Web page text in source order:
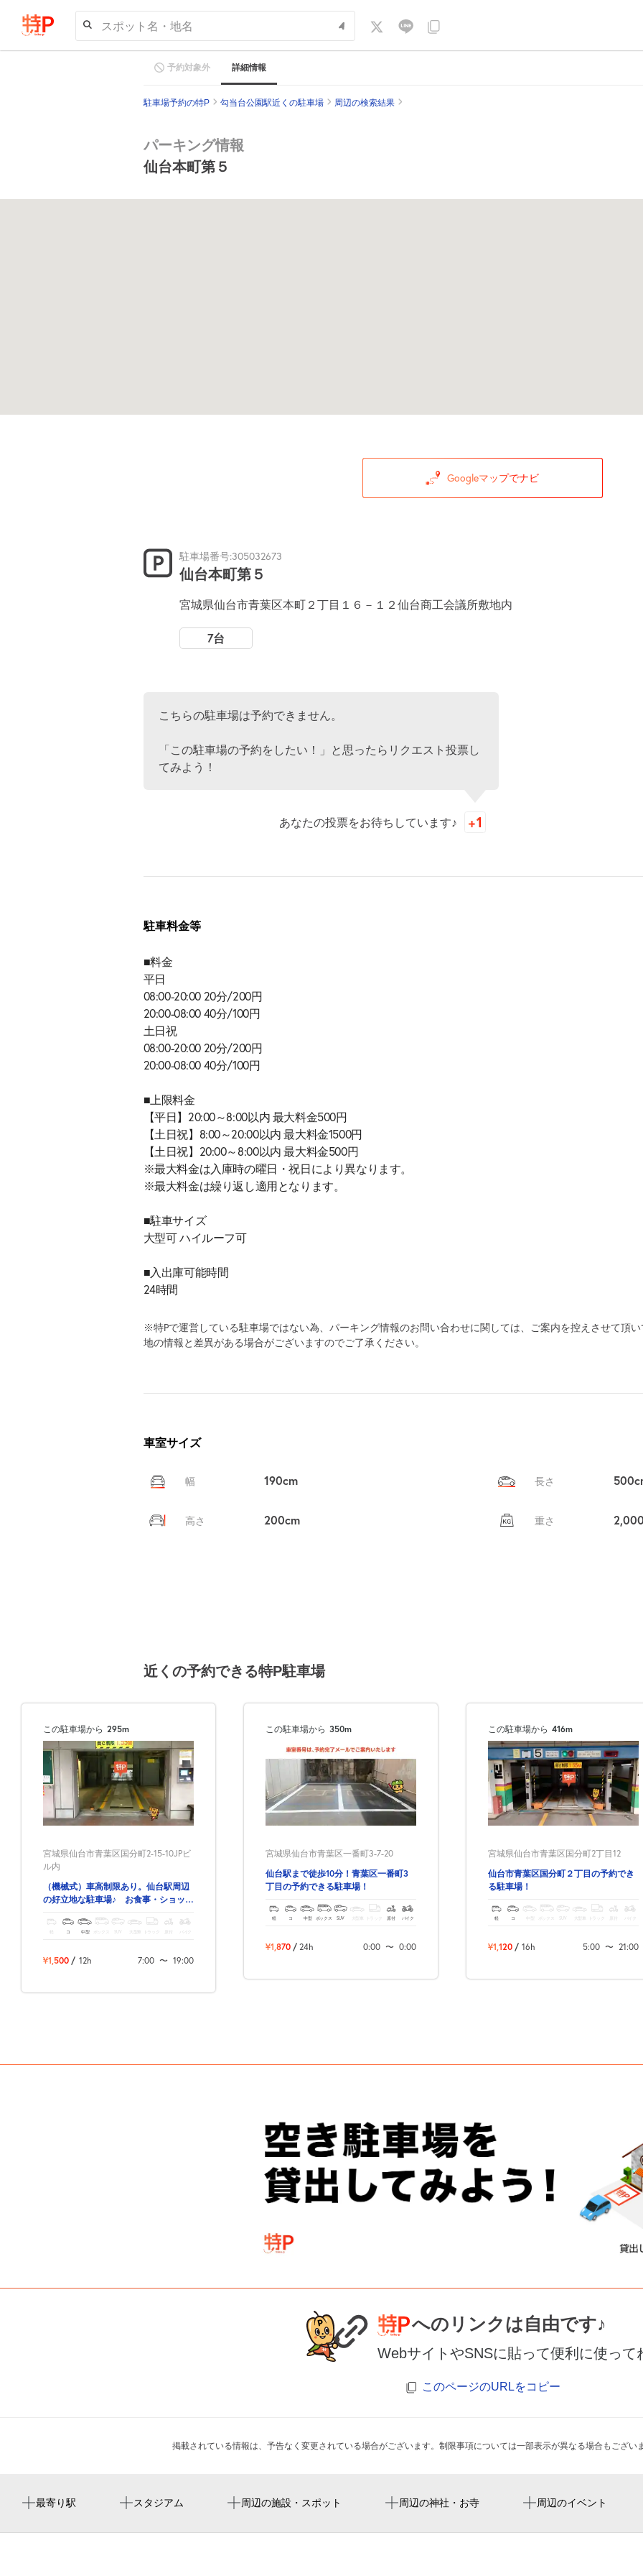
スポット名・地名
予約対象外 詳細情報
駐車場予約の特P 勾当台公園駅近くの駐車場 周辺の検索結果
パーキング情報
仙台本町第５
Googleマップでナビ
駐車場番号:305032673
仙台本町第５
宮城県仙台市青葉区本町２丁目１６－１２仙台商工会議所敷地内
7台
こちらの駐車場は予約できません。
「この駐車場の予約をしたい！」と思ったらリクエスト投票し
てみよう！
あなたの投票をお待ちしています♪
駐車料金等
■料金
平日
08:00-20:00 20分/200円
20:00-08:00 40分/100円
土日祝
08:00-20:00 20分/200円
20:00-08:00 40分/100円
■上限料金
【平日】20:00～8:00以内 最大料金500円
【土日祝】8:00～20:00以内 最大料金1500円
【土日祝】20:00～8:00以内 最大料金500円
※最大料金は入庫時の曜日・祝日により異なります。
※最大料金は繰り返し適用となります。
■駐車サイズ
大型可 ハイルーフ可
■入出庫可能時間
24時間
※特Pで運営している駐車場ではない為、パーキング情報のお問い合わせに関しては、ご案内を控えさせて頂
地の情報と差異がある場合がございますのでご了承ください。
車室サイズ
幅 190cm 長さ
高さ 200cm 重さ
近くの予約できる特P駐車場
この駐車場から 295m
宮城県仙台市青葉区国分町2-15-10JPビ
ル内
（機械式）車高制限あり。仙台駅周辺
の好立地な駐車場♪ お食事・ショッピ
軽 コ 中型 ボックス SUV 大型車 トラック バイク
¥1,500 / 12h 7:00 〜 19:00
この駐車場から 350m
宮城県仙台市青葉区一番町3-7-20
仙台駅まで徒歩10分！青葉区一番町3
丁目の予約できる駐車場！
軽 コ 中型 ボックス SUV トラック 原付 バイク
¥1,870 / 24h 0:00 〜 0:00
この駐車場から 416m
宮城県仙台市青葉区国分町2丁目12
仙台市青葉区国分町２丁目の予約でき
る駐車場！
軽 コ ボックス SUV トラック バイク
¥1,120 / 16h 5:00 〜 21:00
へのリンクは自由です♪
WebサイトやSNSに貼って便利に使って
このページのURLをコピー
掲載されている情報は、予告なく変更されている場合がございます。制限事項については一部表示が異なる場合もござい
最寄り駅 スタジアム 周辺の施設・スポット 周辺の神社・お寺 周辺のイベント
勾当台公園駅
広瀬通駅
楽天モバイルパーク宮城
Rakuten Seimei Park Miyagi
仙台商工会議所
メットライフ仙台本町ビル
金蛇水神社 仙台一番町分霊社
Jozenji Beer Park（ジョウゼンジビアパーク）
ディスコパーティー
貸出しませんか？